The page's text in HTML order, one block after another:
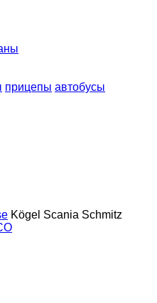
прицепы автобусы
Kögel Scania Schmitz